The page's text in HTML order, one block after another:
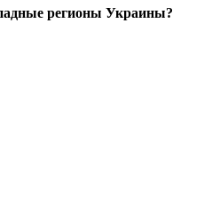
регионы Украины?